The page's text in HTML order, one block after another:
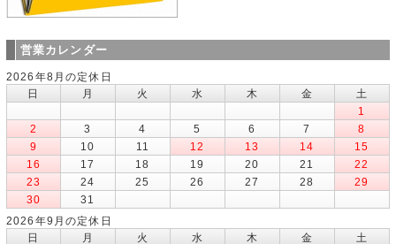
営業カレンダー
2026年8月の定休日
日
月 火 水 木 金
土
1
2
3 4 5 6 7
8
9
10 11 12 13 14
15
16
17 18 19 20 21
22
23
24 25 26 27 28
29
30
31
2026年9月の定休日
日
月 火 水 木 金
土